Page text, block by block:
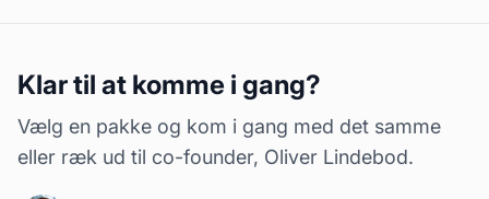
Klar til at komme i gang?
Vælg en pakke og kom i gang med det samme
eller ræk ud til co-founder, Oliver Lindebod.